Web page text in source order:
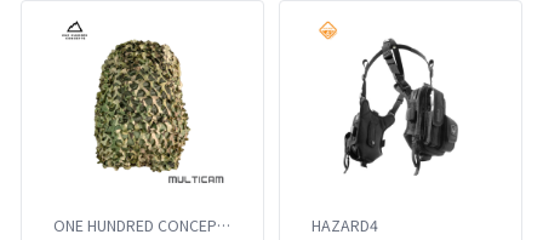
ONE HUNDRED CONCEPTS HAZARD4